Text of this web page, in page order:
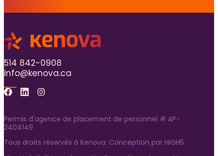
514 842-0908
info@kenova.ca
Facebook
LinkedinInstagram
Permis d'agence de placement de personnel # AP-
2404149
Tous droits réservés à Kenova. Conception par HIGH5